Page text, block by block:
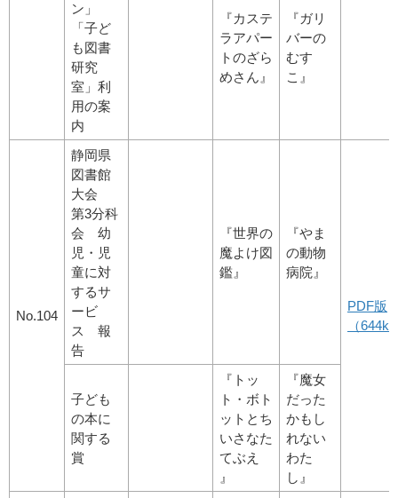
ン」
「子ど
も図書
研究
室」利
用の案
内
『カステ
ラアパー
トのざら
めさん』
『ガリ
バーの
むす
こ』
No.104
静岡県
図書館
大会
第3分科
会 幼
児・児
童に対
するサ
ービ
ス 報
告
『世界の
魔よけ図
鑑』
『やま
の動物
病院』
PDF版
（
子ども
の本に
関する
賞
『トッ
ト・ボト
ットとち
いさなた
てぶえ
』
『魔女
だった
かもし
れない
わた
し』